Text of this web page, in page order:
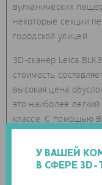
У ВАШЕЙ
В СФЕРЕ
вулканических
некоторые секции
городской улицей.
3D-сканер Leica
стоимость
высокая цена
это наиболее
классе. С помощью
модель секции
часа. Устройство
карту трубки,